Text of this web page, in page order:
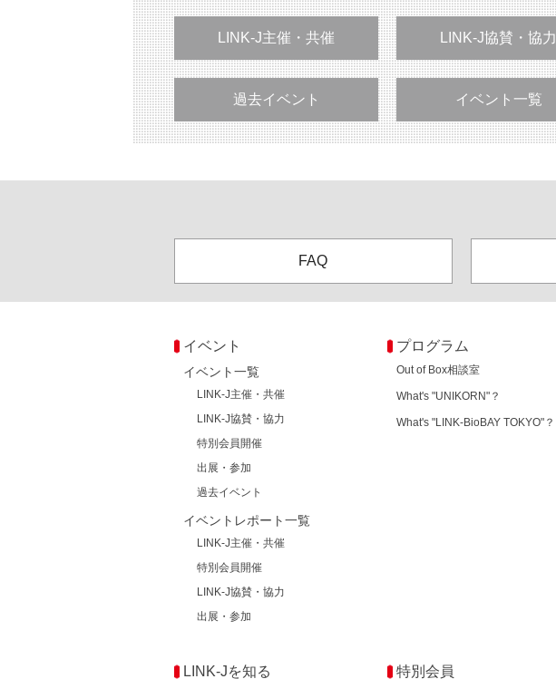
LINK-J主催・共催 LINK-J協賛・協力
過去イベント イベント一覧
FAQ
イベント
イベント一覧
LINK-J主催・共催
LINK-J協賛・協力
特別会員開催
出展・参加
過去イベント
イベントレポート一覧
LINK-J主催・共催
特別会員開催
LINK-J協賛・協力
出展・参加
プログラム
Out of Box相談室
What's "UNIKORN"？
What's "LINK-BioBAY TOKYO"？
LINK-Jを知る 特別会員